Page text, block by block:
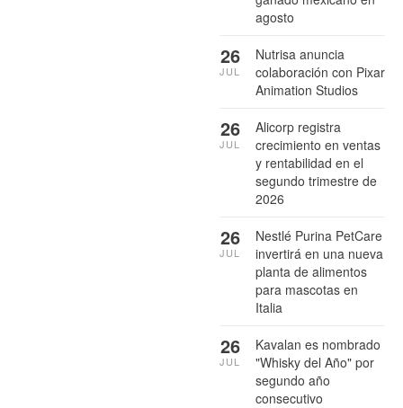
agosto
Nutrisa anuncia
colaboración con Pixar
Animation Studios
26
JUL
Alicorp registra
crecimiento en ventas
y rentabilidad en el
segundo trimestre de
2026
26
JUL
Nestlé Purina PetCare
invertirá en una nueva
planta de alimentos
para mascotas en
Italia
26
JUL
Kavalan es nombrado
"Whisky del Año" por
segundo año
consecutivo
26
JUL